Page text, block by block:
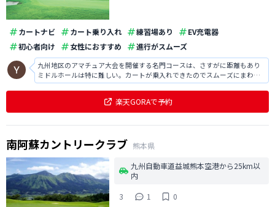
カートナビ カート乗り入れ 練習場あり
EV充電器
初心者向け
女性におすすめ 進行がスムーズ
九州地区のアマチュア大会を開催する名門コースは、さすがに距離もあり
ミドルホールは特に難しい。カートが乗入れできたのでスムーズにまわれ
た。
楽天GORAで予約
南阿蘇カントリークラブ 熊本県
九州自動車道益城熊本空港から25km以
内
3
1 0